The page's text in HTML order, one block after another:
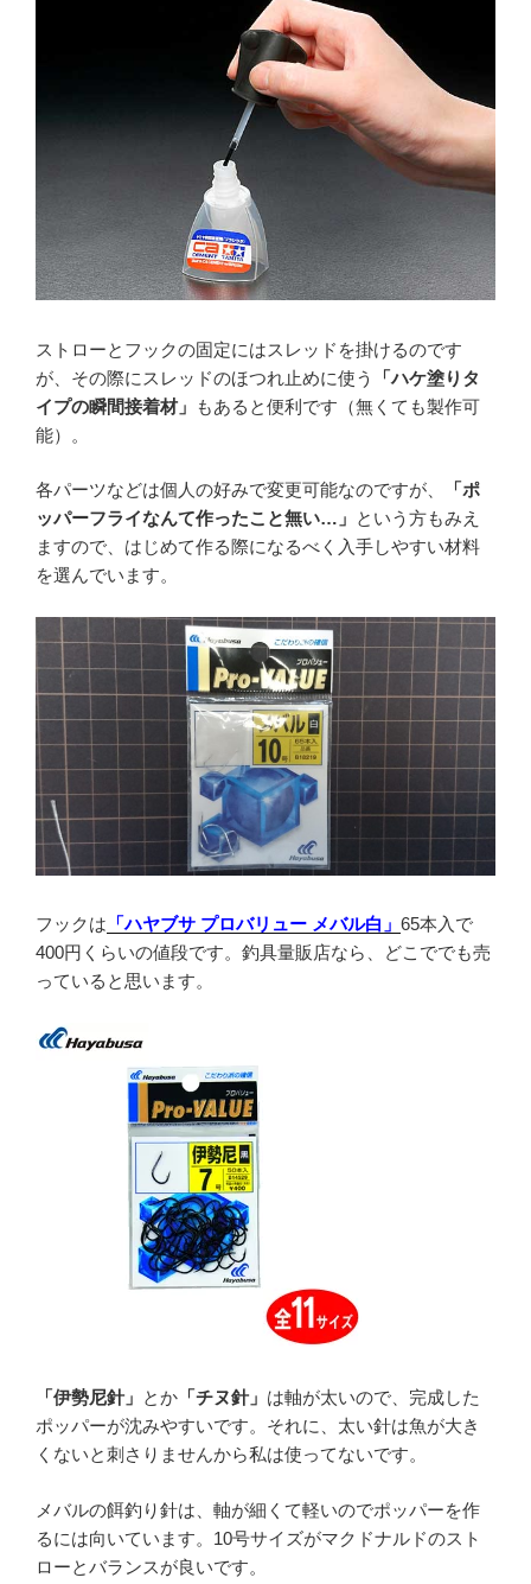
ストローとフックの固定にはスレッドを掛けるのです
が、その際にスレッドのほつれ止めに使う
「ハケ塗りタ
イプの瞬間接着材」
もあると便利です（無くても製作可
能）。
各パーツなどは個人の好みで変更可能なのですが、
「ポ
ッパーフライなんて作ったこと無い…」 という方もみえ
ますので、はじめて作る際になるべく入手しやすい材料
を選んでいます。
フックは 「ハヤブサ プロバリュー メバル白」 65本入で
400円くらいの値段です。釣具量販店なら、どこででも売
っていると思います。
「伊勢尼針」 とか 「チヌ針」 は軸が太いので、完成した
ポッパーが沈みやすいです。それに、太い針は魚が大き
くないと刺さりませんから私は使ってないです。
メバルの餌釣り針は、軸が細くて軽いのでポッパーを作
るには向いています。10号サイズがマクドナルドのスト
ローとバランスが良いです。